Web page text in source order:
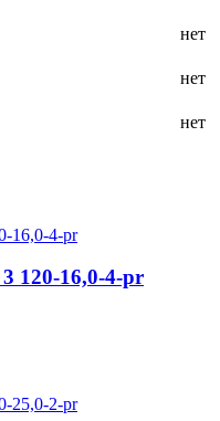
нет
нет
нет
120-16,0-4-pr